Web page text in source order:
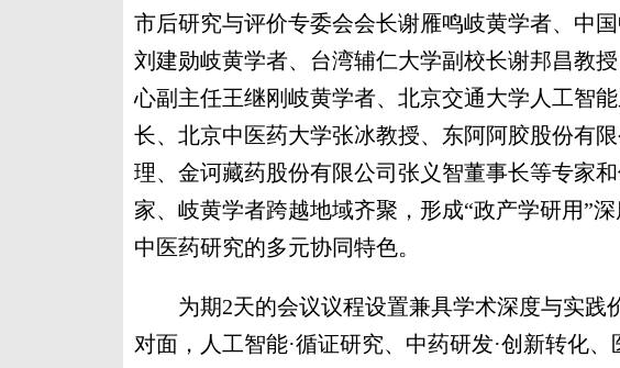
市后研究与评价专委会会长谢雁鸣岐黄学者、中
刘建勋岐黄学者、台湾辅仁大学副校长谢邦昌教
心副主任王继刚岐黄学者、北京交通大学人工智
长、北京中医药大学张冰教授、东阿阿胶股份有
理、金诃藏药股份有限公司张义智董事长等专家
家、岐黄学者跨越地域齐聚，形成“政产学研用”
中医药研究的多元协同特色。
为期2天的会议议程设置兼具学术深度与实践
对面，人工智能·循证研究、中药研发·创新转化